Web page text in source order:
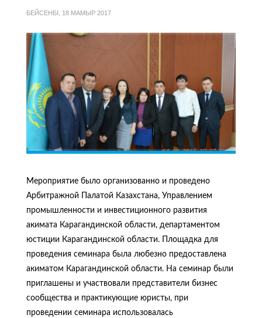
БЕЙСЕНБІ, 18 МАМЫР 2017
Мероприятие было организованно и проведено
Арбитражной Палатой Казахстана, Управлением
промышленности и инвестиционного развития
акимата Карагандинской области, департаментом
юстиции Карагандинской области. Площадка для
проведения семинара была любезно предоставлена
акиматом Карагандинской области. На семинар были
приглашены и участвовали представители бизнес
сообщества и практикующие юристы, при
проведении семинара использовалась